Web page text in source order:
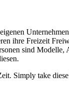
ihre Freizeit
sind Modelle,
Simply take